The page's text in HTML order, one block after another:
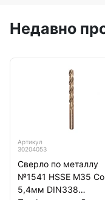
Недавно
Артикул
30204053
Сверло по металлу
№1541 HSSE M35
5,4мм DIN338